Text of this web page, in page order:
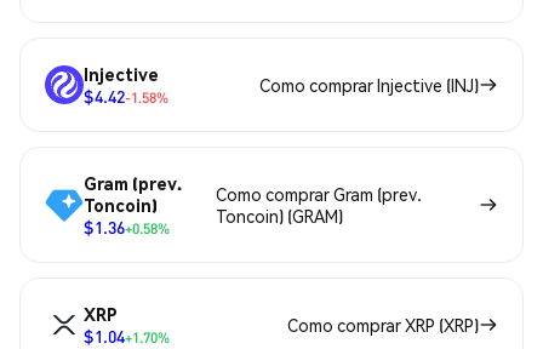
Injective
$4.42-1.58%
Como comprar Injective (INJ)
Gram (prev.
Toncoin)
$1.36+0.58%
Como comprar Gram (prev.
Toncoin) (GRAM)
XRP
$1.04+1.70%
Como comprar XRP (XRP)